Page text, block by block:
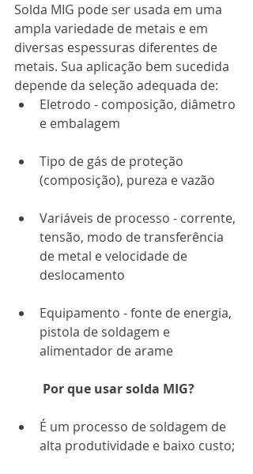
Solda MIG pode ser usada em uma
ampla variedade de metais e em
diversas espessuras diferentes de
metais. Sua aplicação bem sucedida
depende da seleção adequada de:
Eletrodo - composição, diâmetro
e embalagem
Tipo de gás de proteção
(composição), pureza e vazão
Variáveis ​​de processo - corrente,
tensão, modo de transferência
de metal e velocidade de
deslocamento
Equipamento - fonte de energia,
pistola de soldagem e
alimentador de arame
Por que usar solda MIG?
É um processo de soldagem de
alta produtividade e baixo custo;